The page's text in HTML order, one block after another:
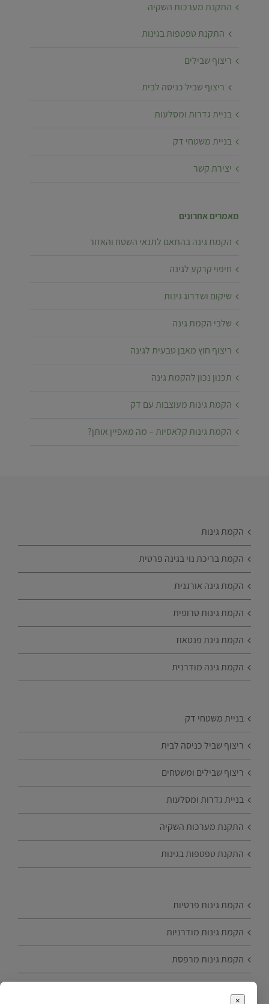
התקנת מערכות השקיה
התקנת טפטפות בגינות
ריצוף שבילים
ריצוף שביל כניסה לבית
בניית גדרות ומסלעות
בניית משטחי דק
יצירת קשר
מאמרים אחרונים
הקמת גינה בהתאם לתנאי השטח והאזור
חיפוי קרקע לגינה
שיקום ושדרוג גינות
שלבי הקמת גינה
ריצוף חוץ מאבן טבעית לגינה
תכנון נכון להקמת גינה
הקמת גינות מעוצבות עם דק
הקמת גינות קלאסיות – מה מאפיין אותן?
הקמת גינות
הקמת בריכת נוי בגינה פרטית
הקמת גינה אורגנית
הקמת גינות טרופית
הקמת גינת פנטאוז
הקמת גינה מודרנית
בניית משטחי דק
ריצוף שביל כניסה לבית
ריצוף שבילים ומשטחים
בניית גדרות ומסלעות
התקנת מערכות השקיה
התקנת טפטפות בגינות
הקמת גינות פרטיות
הקמת גינות מודרניות
הקמת גינות מרפסת
×